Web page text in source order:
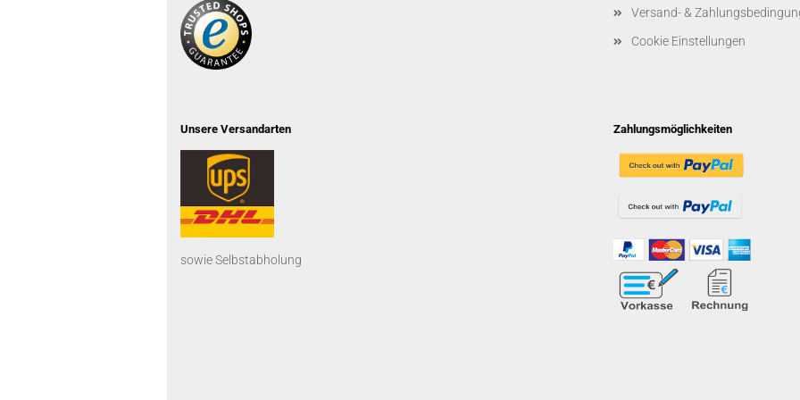
Versand- &
Cookie Einstellungen
Unsere Versandarten
sowie Selbstabholung
Zahlungsmöglichkeiten